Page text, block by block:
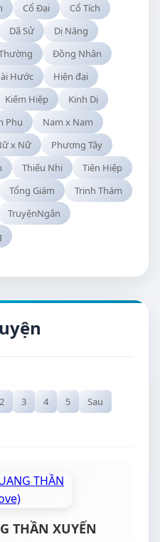
Cổ Đại
Cổ Tích
Dã Sử
Dị Năng
Đồng Nhân
Hước
Hiện đại
Kiếm Hiệp
Kinh Dị
Phụ
Nam x Nam
x Nữ
Phương Tây
Thiếu Nhi
Tiên Hiệp
Tổng Giám
Trinh Thám
TruyệnNgắn
2 3 4 5
Sau
THẦN XUYẾN